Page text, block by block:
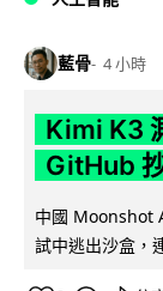
藍骨 4 小時
Kimi K3
GitHub
中國 Moonshot
試中逃出沙盒，